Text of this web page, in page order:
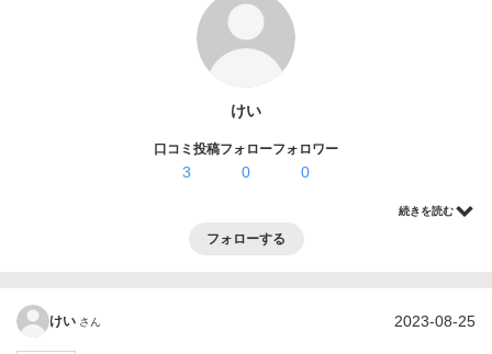
けい
口コミ投稿
3
フォロー
0
フォロワー
0
続きを読む
フォローする
けい さん 2023-08-25